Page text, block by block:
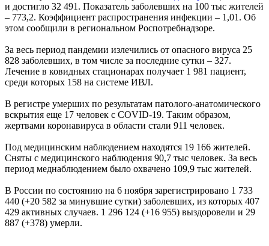
и достигло 32 491. Показатель заболевших на 100 тыс жителей
– 773,2. Коэффициент распространения инфекции – 1,01. Об
этом сообщили в региональном Роспотребнадзоре.
За весь период пандемии излечились от опасного вируса 25
828 заболевших, в том числе за последние сутки – 327.
Лечение в ковидных стационарах получает 1 981 пациент,
среди которых 158 на системе ИВЛ.
В регистре умерших по результатам патолого-анатомического
вскрытия еще 17 человек с COVID-19. Таким образом,
жертвами коронавируса в области стали 911 человек.
Под медицинским наблюдением находятся 19 166 жителей.
Сняты с медицинского наблюдения 90,7 тыс человек. За весь
период меднаблюдением было охвачено 109,9 тыс жителей.
В России по состоянию на 6 ноября зарегистрировано 1 733
440 (+20 582 за минувшие сутки) заболевших, из которых 407
429 активных случаев. 1 296 124 (+16 955) выздоровели и 29
887 (+378) умерли.